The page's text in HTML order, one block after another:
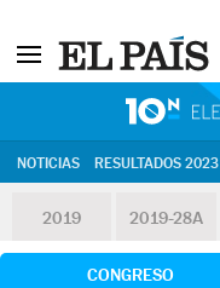
NOTICIAS RESULTADOS 2023
2019 2019-28A
CONGRESO